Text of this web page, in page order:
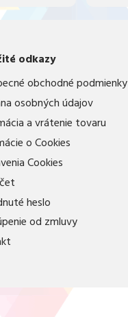
odkazy
obchodné podmienky
osobných údajov
a vrátenie tovaru
o Cookies
Cookies
heslo
od zmluvy